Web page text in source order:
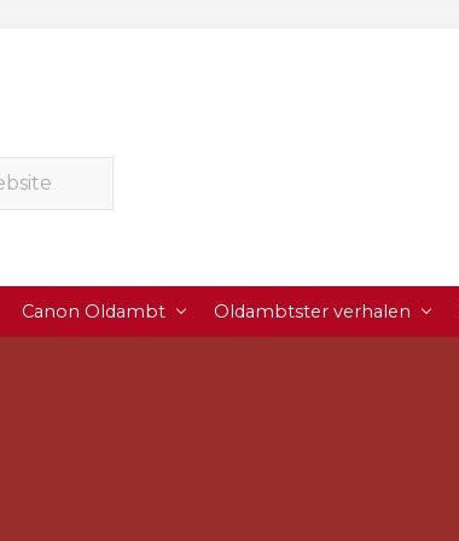
Canon Oldambt Oldambtster verhalen